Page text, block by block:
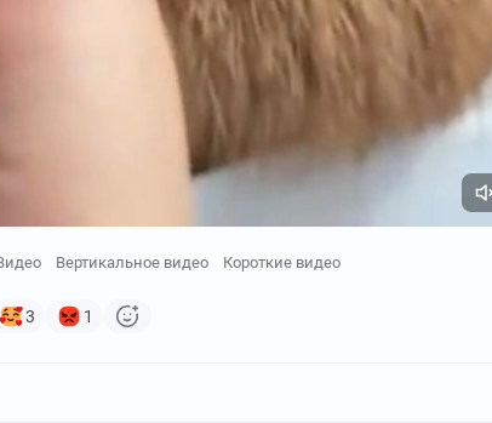
Вертикальное видео Короткие видео
3 1